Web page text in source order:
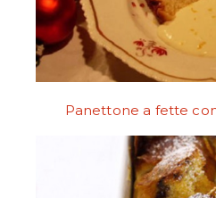
Panettone a fette